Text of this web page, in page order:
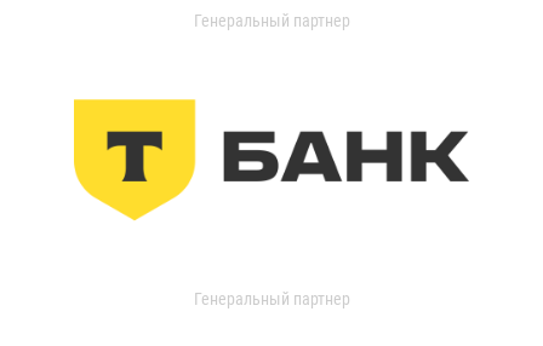
Генеральный партнер
Генеральный партнер